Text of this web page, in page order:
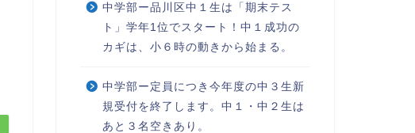
中学部ー品川区中１生は「期末テス
ト」学年1位でスタート！中１成功の
カギは、小６時の動きから始まる。
中学部ー定員につき今年度の中３生新
規受付を終了します。中１・中２生は
あと３名空きあり。